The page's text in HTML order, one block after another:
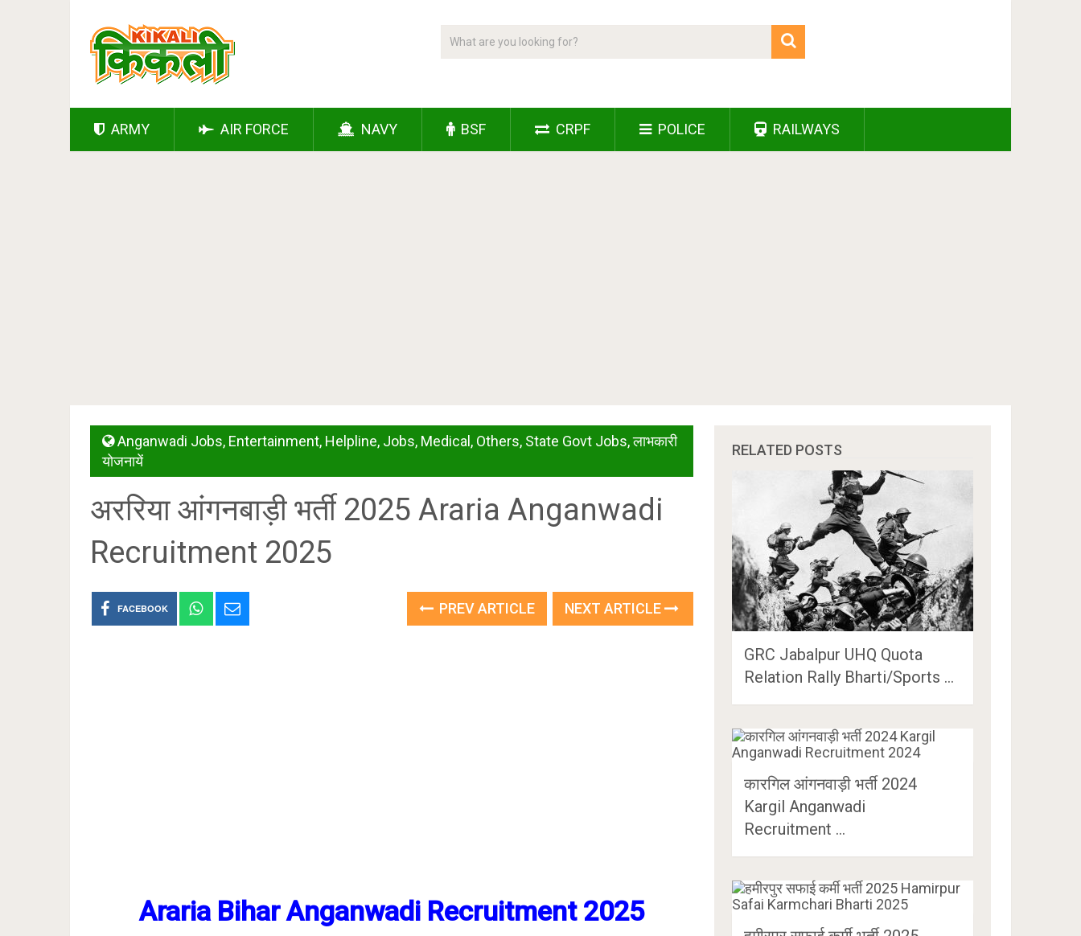
ARMY AIR FORCE NAVY BSF CRPF POLICE RAILWAYS
Anganwadi Jobs, Entertainment, Helpline, Jobs, Medical , Others, State Govt Jobs,लाभकारी
योजनायें
अररिया आंगनबाड़ी भर्ती 2025 Araria Anganwadi
Recruitment 2025
FACEBOOK PREV ARTICLE NEXT ARTICLE
Araria Bihar Anganwadi Recruitment 2025
RELATED POSTS
GRC Jabalpur UHQ Quota
Relation Rally Bharti/Sports …
कारगिल आंगनवाड़ी भर्ती 2024
Kargil Anganwadi
Recruitment …